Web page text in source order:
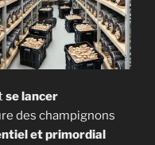
se lancer
des champignons
et primordial